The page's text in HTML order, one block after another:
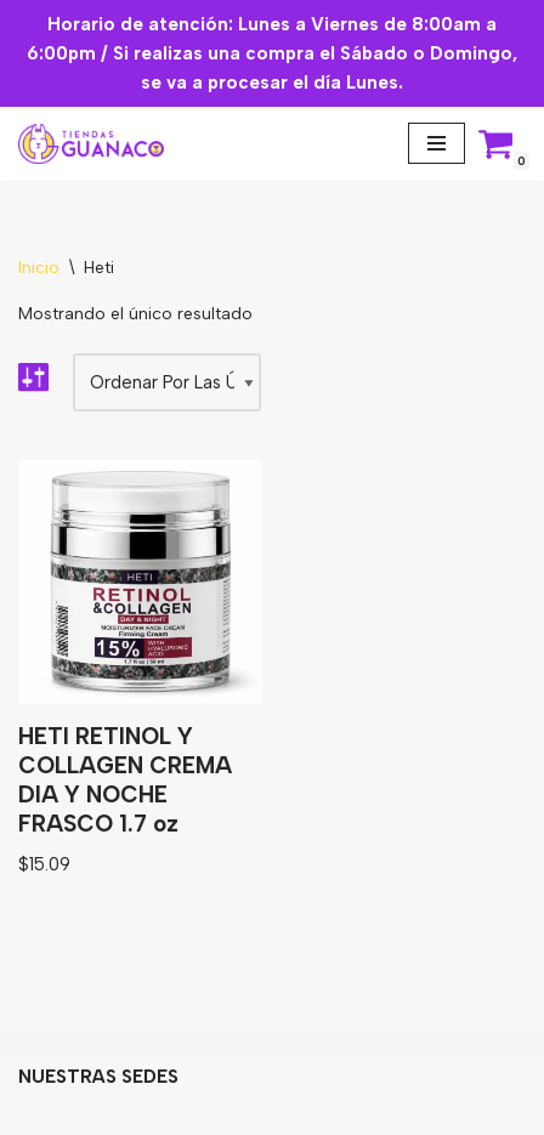
Saltar
contenido
Horario de atención: Lunes a Viernes de 8:00am a
6:00pm / Si realizas una compra el Sábado o Domingo,
se va a procesar el día Lunes.
0
Mascarilla facial
Básicos de Cocina
Granos
Harinas
Edulcorante
Enlatados
Sopas
Atoles
Inicio \ Heti
Mostrando el único resultado
HETI RETINOL Y
COLLAGEN CREMA
DIA Y NOCHE
FRASCO 1.7 oz
$15.09
NUESTRAS SEDES